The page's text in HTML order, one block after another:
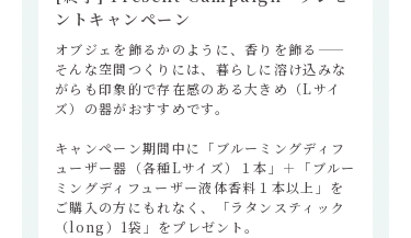
ントキャンペーン
オブジェを飾るかのように、香りを飾る――
そんな空間つくりには、暮らしに溶け込みな
がらも印象的で存在感のある大きめ（Lサイ
ズ）の器がおすすめです。
キャンペーン期間中に「ブルーミングディフ
ューザー器（各種Lサイズ）１本」＋「ブルー
ミングディフューザー液体香料１本以上」を
ご購入の方にもれなく、「ラタンスティック
（long）1袋」をプレゼント。